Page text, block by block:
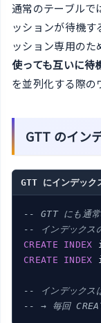
通常のテーブルで
ッションが待機
ッション専用のた
使っても互いに待
を並列化する際の
GTT のイン
GTT にインデック
-- GTT にも通常
-- インデックス
CREATE
INDEX
CREATE
INDEX
-- インデックス
-- → 毎回